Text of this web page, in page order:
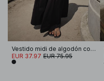
Vestido midi de algodón con canesú ondulado
EUR 37.97 EUR 75.95